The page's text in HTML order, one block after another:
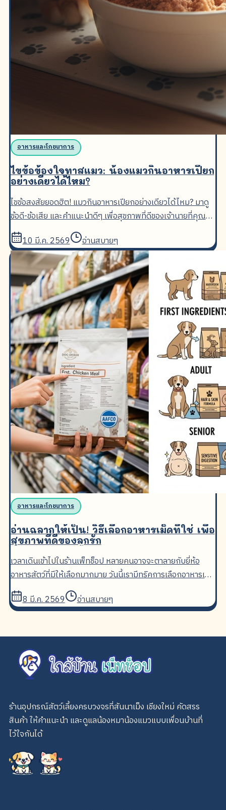
อาหารและโภชนาการ
ไขข้อข้องใจทาสแมว: น้องแมวกินอาหารเปียก
อย่างเดียวได้ไหม?
ไขข้อสงสัยยอดฮิต! แมวกินอาหารเปียกอย่างเดียวได้ไหม? มาดู
ข้อดี-ข้อเสีย และคำแนะนำดีๆ เพื่อสุขภาพที่ดีของเจ้านายที่คุณรัก
กันเถอะ
10 มี.ค. 2569
อ่านสบายๆ
อาหารและโภชนาการ
อ่านฉลากให้เป็น! วิธีเลือกอาหารเม็ดที่ใช่ เพื่อ
สุขภาพที่ดีของลูกรัก
เวลาเดินเข้าไปในร้านเพ็ทช็อป หลายคนอาจจะตาลายกับยี่ห้อ
อาหารสัตว์ที่มีให้เลือกมากมาย วันนี้เรามีทริคการเลือกอาหารเม็ด
ง่ายๆ มาฝากกัน
8 มี.ค. 2569
อ่านสบายๆ
ร้านอุปกรณ์สัตว์เลี้ยงครบวงจรที่สันนาเม็ง เชียงใหม่ คัดสรร
สินค้า ให้คำแนะนำ และดูแลน้องหมาน้องแมวแบบเพื่อนบ้านที่
ไว้ใจกันได้